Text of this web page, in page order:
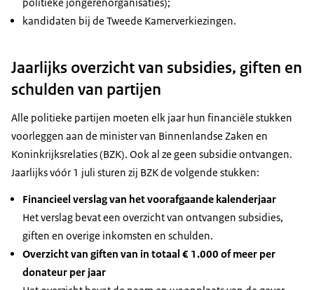
kandidaten bij de Tweede Kamerverkiezingen.
Jaarlijks overzicht van subsidies, giften en
schulden van partijen
Alle politieke partijen moeten elk jaar hun financiële stukken
voorleggen aan de minister van Binnenlandse Zaken en
Koninkrijksrelaties (BZK). Ook al ze geen subsidie ontvangen.
Jaarlijks vóór 1 juli sturen zij BZK de volgende stukken:
Financieel verslag van het voorafgaande kalenderjaar
Het verslag bevat een overzicht van ontvangen subsidies,
giften en overige inkomsten en schulden.
Overzicht van giften van in totaal € 1.000 of meer per
donateur per jaar